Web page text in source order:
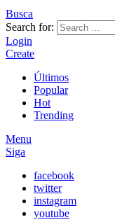
Busca
Search for:
Login
Create
Últimos
Popular
Hot
Trending
Menu
Siga
facebook
twitter
instagram
youtube